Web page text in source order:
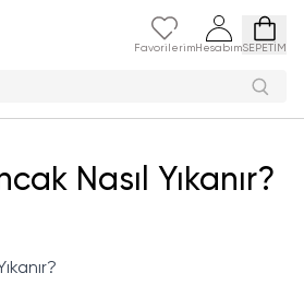
Favorilerim HesabımSEPETİM
Nasıl Yıkanır?